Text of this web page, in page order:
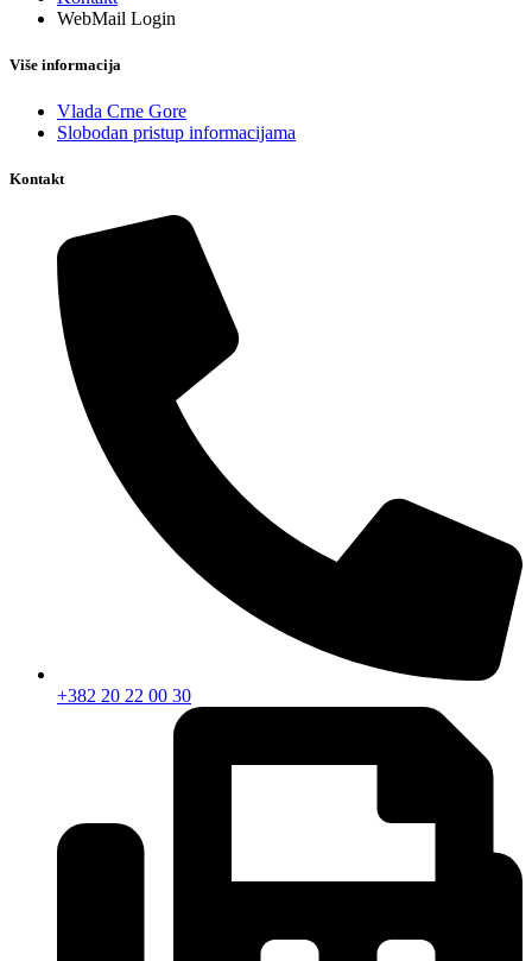
WebMail Login
Više informacija
Vlada Crne Gore
Slobodan pristup informacijama
Kontakt
+382 20 22 00 30